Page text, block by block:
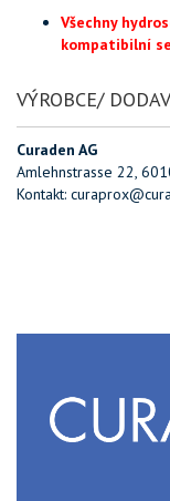
Všechny
kompatibilní se
VÝROBCE/
Curaden AG
Amlehnstrasse 22,
Kontakt: